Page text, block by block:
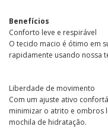
Benefícios
Conforto leve e respirável
O tecido macio é ótimo em
rapidamente usando nossa
Liberdade de movimento
Com um ajuste ativo
minimizar o atrito e ombros
mochila de hidratação.